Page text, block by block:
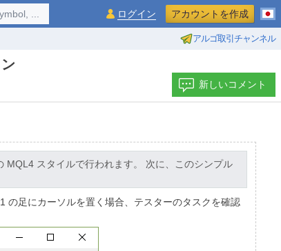
アルゴ取引チャンネル
... ログイン アカウントを作成
新しいコメント
MQL4 スタイルで行われます。 次に、このシンプル
の足にカーソルを置く場合、テスターのタスクを確認